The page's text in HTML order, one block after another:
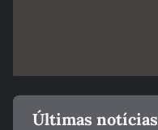
Últimas notícias